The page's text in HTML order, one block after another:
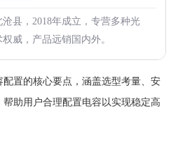
县，2018年成立，专营多种光
威，产品远销国内外。
配置的核心要点，涵盖选型考量、安
助用户合理配置电容以实现稳定高